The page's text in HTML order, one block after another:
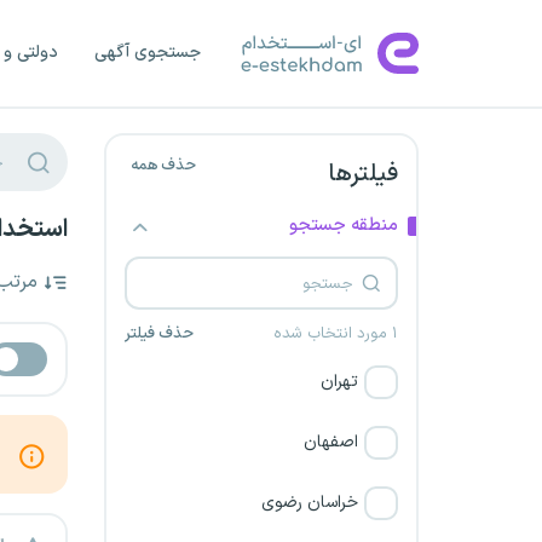
جستجوی آگهی دولتی
فیلترها حذف همه
منطقه جستجو
۱ مورد انتخاب شده حذف فیلتر
تهران
اصفهان
خراسان رضوی